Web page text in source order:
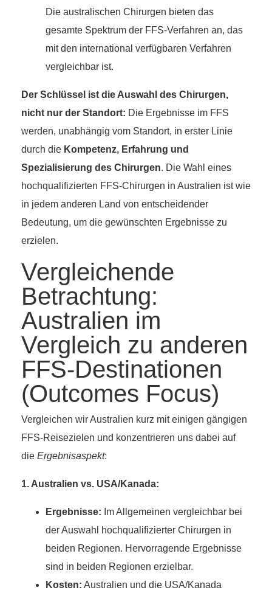
Die australischen Chirurgen bieten das
gesamte Spektrum der FFS-Verfahren an, das
mit den international verfügbaren Verfahren
vergleichbar ist.
Der Schlüssel ist die Auswahl des Chirurgen,
nicht nur der Standort: Die Ergebnisse im FFS
werden, unabhängig vom Standort, in erster Linie
durch die Kompetenz, Erfahrung und
Spezialisierung des Chirurgen. Die Wahl eines
hochqualifizierten FFS-Chirurgen in Australien ist wie
in jedem anderen Land von entscheidender
Bedeutung, um die gewünschten Ergebnisse zu
erzielen.
Vergleichende
Betrachtung:
Australien im
Vergleich zu anderen
FFS-Destinationen
(Outcomes Focus)
Vergleichen wir Australien kurz mit einigen gängigen
FFS-Reisezielen und konzentrieren uns dabei auf
die Ergebnisaspekt:
1. Australien vs. USA/Kanada:
Ergebnisse: Im Allgemeinen vergleichbar bei
der Auswahl hochqualifizierter Chirurgen in
beiden Regionen. Hervorragende Ergebnisse
sind in beiden Regionen erzielbar.
Kosten: Australien und die USA/Kanada